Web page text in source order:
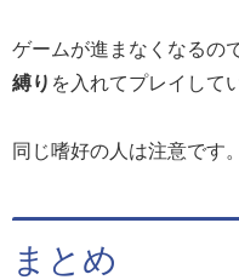
ゲームが進まなくなるの
縛り を入れてプレイして
同じ嗜好の人は注意です。
まとめ